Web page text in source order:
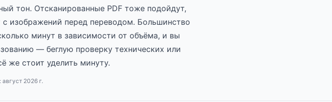
тон. Отсканированные PDF тоже подойдут,
с изображений перед переводом. Большинство
минут в зависимости от объёма, и вы
— беглую проверку технических или
же стоит уделить минуту.
август 2026 г.